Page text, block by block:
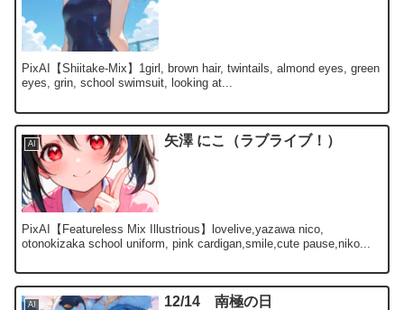
PixAI【Shiitake-Mix】1girl, brown hair, twintails, almond eyes, green
eyes, grin, school swimsuit, looking at...
AI 矢澤 にこ（ラブライブ！）
PixAI【Featureless Mix Illustrious】lovelive,yazawa nico,
otonokizaka school uniform, pink cardigan,smile,cute pause,niko...
AI 12/14 南極の日